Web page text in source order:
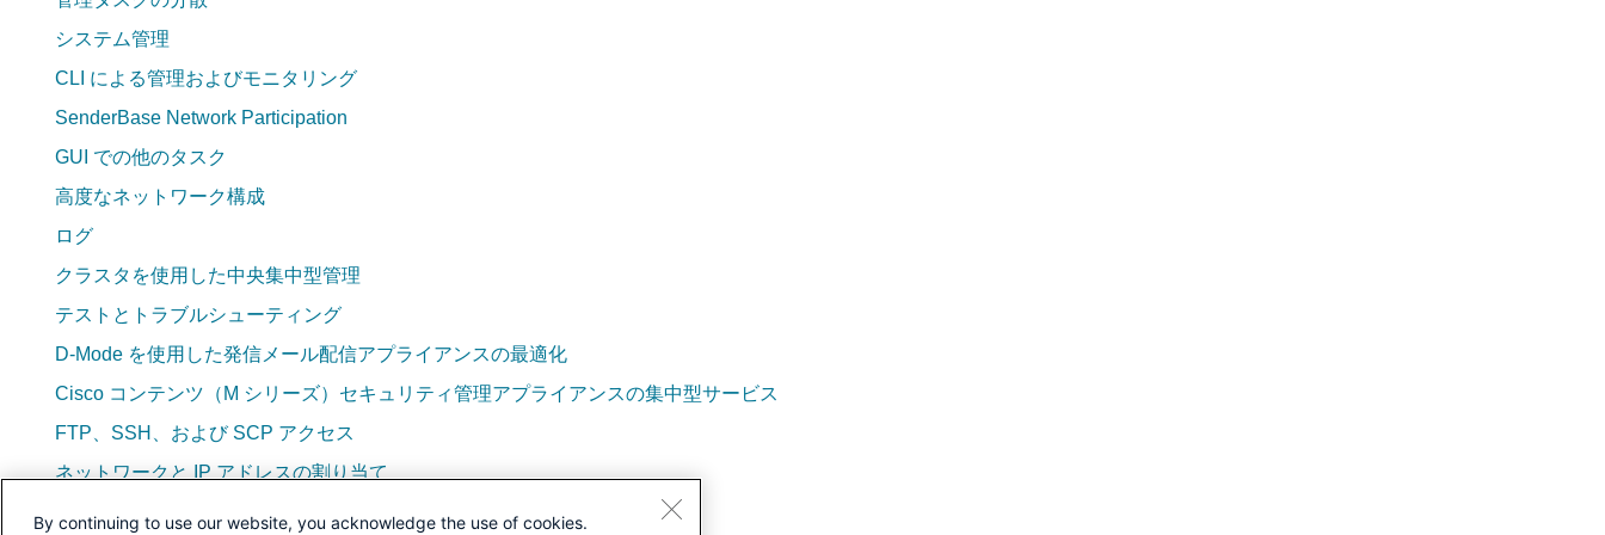
システム管理
CLI による管理およびモニタリング
SenderBase Network Participation
GUI での他のタスク
高度なネットワーク構成
ログ
クラスタを使用した中央集中型管理
テストとトラブルシューティング
D-Mode を使用した発信メール配信アプライアンスの最適化
Cisco コンテンツ（M シリーズ）セキュリティ管理アプライアンスの集中型サービス
FTP、SSH、および SCP アクセス
ネットワークと IP アドレスの割り当て
メール ポリシーとコンテンツ フィルタの例
By continuing to use our website, you acknowledge the use of cookies.